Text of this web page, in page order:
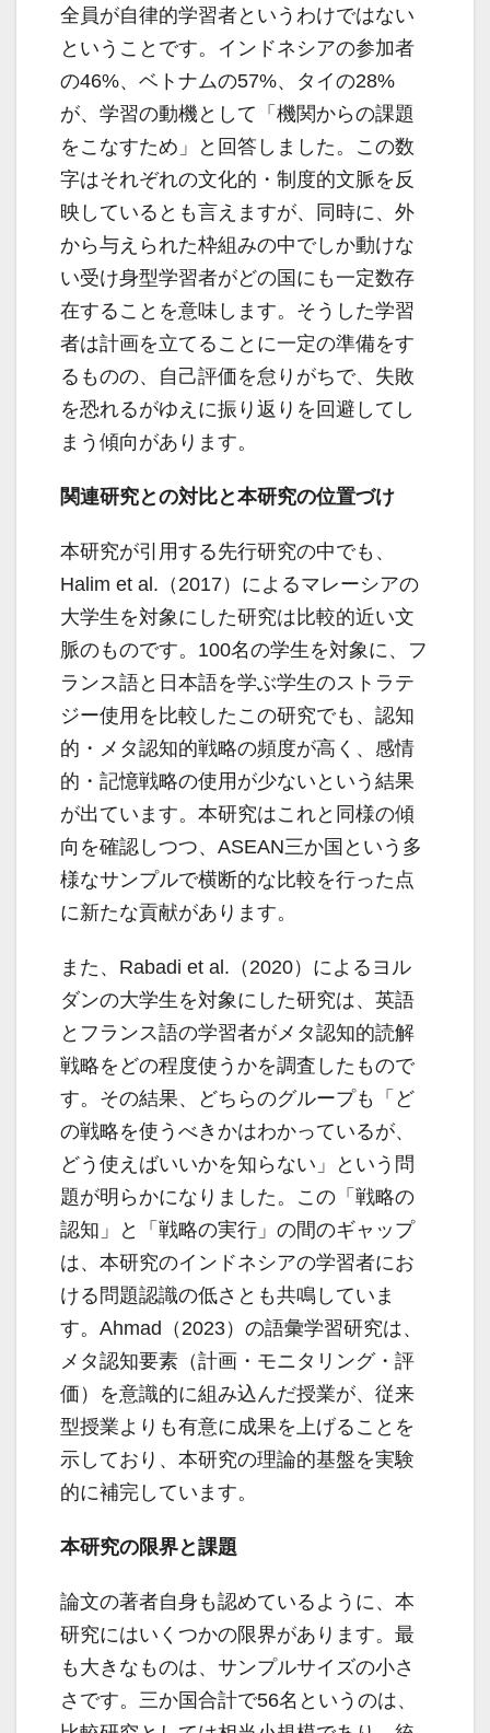
全員が自律的学習者というわけではない
ということです。インドネシアの参加者
の46%、ベトナムの57%、タイの28%
が、学習の動機として「機関からの課題
をこなすため」と回答しました。この数
字はそれぞれの文化的・制度的文脈を反
映しているとも言えますが、同時に、外
から与えられた枠組みの中でしか動けな
い受け身型学習者がどの国にも一定数存
在することを意味します。そうした学習
者は計画を立てることに一定の準備をす
るものの、自己評価を怠りがちで、失敗
を恐れるがゆえに振り返りを回避してし
まう傾向があります。
関連研究との対比と本研究の位置づけ
本研究が引用する先行研究の中でも、
Halim et al.（2017）によるマレーシアの
大学生を対象にした研究は比較的近い文
脈のものです。100名の学生を対象に、フ
ランス語と日本語を学ぶ学生のストラテ
ジー使用を比較したこの研究でも、認知
的・メタ認知的戦略の頻度が高く、感情
的・記憶戦略の使用が少ないという結果
が出ています。本研究はこれと同様の傾
向を確認しつつ、ASEAN三か国という多
様なサンプルで横断的な比較を行った点
に新たな貢献があります。
また、Rabadi et al.（2020）によるヨル
ダンの大学生を対象にした研究は、英語
とフランス語の学習者がメタ認知的読解
戦略をどの程度使うかを調査したもので
す。その結果、どちらのグループも「ど
の戦略を使うべきかはわかっているが、
どう使えばいいかを知らない」という問
題が明らかになりました。この「戦略の
認知」と「戦略の実行」の間のギャップ
は、本研究のインドネシアの学習者にお
ける問題認識の低さとも共鳴していま
す。Ahmad（2023）の語彙学習研究は、
メタ認知要素（計画・モニタリング・評
価）を意識的に組み込んだ授業が、従来
型授業よりも有意に成果を上げることを
示しており、本研究の理論的基盤を実験
的に補完しています。
本研究の限界と課題
論文の著者自身も認めているように、本
研究にはいくつかの限界があります。最
も大きなものは、サンプルサイズの小さ
さです。三か国合計で56名というのは、